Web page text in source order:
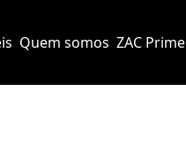
Quem somos ZAC Prime